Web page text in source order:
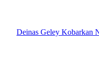
Geley Kobarkan